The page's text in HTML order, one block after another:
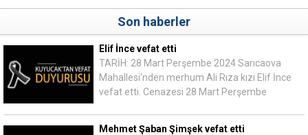
Son haberler
Elif İnce vefat etti
TARİH: 28 Mart Perşembe 2024 Sarıcaova
Mahallesi'nden merhum Ali Rıza kızı Elif İnce
vefat etti. Cenazesi 28 Mart Perşembe
Mehmet Şaban Şimşek vefat etti